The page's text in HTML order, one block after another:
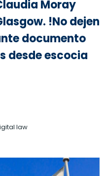
Moray
!No dejen
documento
desde escocia
law